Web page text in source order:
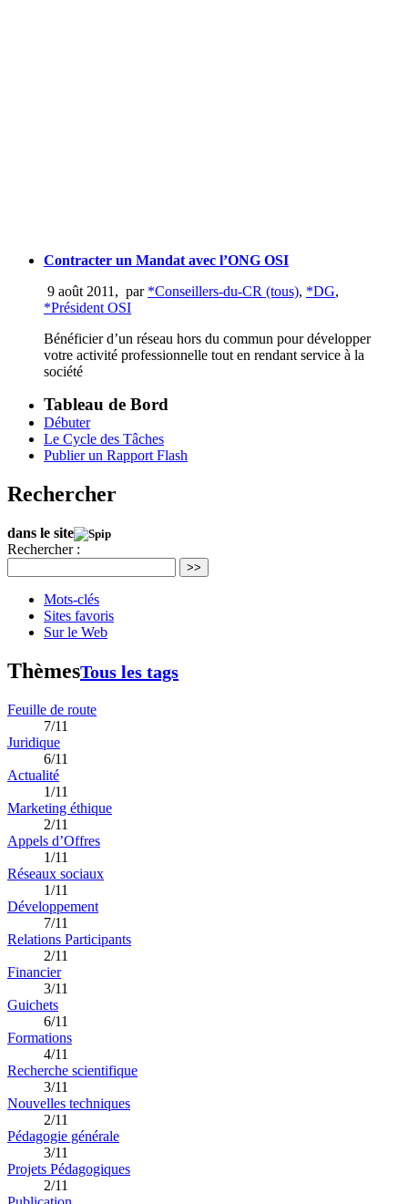
Contracter un Mandat avec l’ONG OSI
9 août 2011 , par *Conseillers-du-CR (tous), *DG,
*Président OSI
Bénéficier d’un réseau hors du commun pour développer
votre activité professionnelle tout en rendant service à la
société
Tableau de Bord
Débuter
Le Cycle des Tâches
Publier un Rapport Flash
Rechercher
dans le site
Rechercher :
>>
Mots-clés
Sites favoris
Sur le Web
ThèmesTous les tags
Feuille de route
7/11
Juridique
6/11
Actualité
1/11
Marketing éthique
2/11
Appels d’Offres
1/11
Réseaux sociaux
1/11
Développement
7/11
Relations Participants
2/11
Financier
3/11
Guichets
6/11
Formations
4/11
Recherche scientifique
3/11
Nouvelles techniques
2/11
Pédagogie générale
3/11
Projets Pédagogiques
2/11